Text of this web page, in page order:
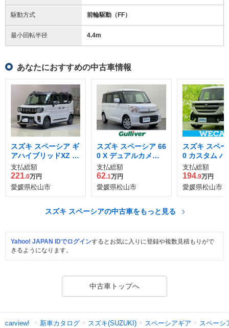
駆動方式 前輪駆動（FF）
最小回転半径 4.4m
あなたにおすすめの中古車情報
スズキ スペーシア ギ
アハイブリッドXZ タ
ーボ
支払総額
221.0万円
愛媛県松山市
スズキ スペーシア 66
0 X デュアルカメラ
ブレーキサポート装
着車
支払総額
62.1万円
愛媛県松山市
スズキ スペ
0 カスタム ハ
ッド XS
支払総額
194.9万円
愛媛県松山市
スズキ スペーシアの中古車をもっと見る
Yahoo! JAPAN IDでログインするとお気に入りに登録や複数見積もりがで
きるようになります。
中古車トップへ
carview! 新車カタログ スズキ(SUZUKI) スペーシアギア スペーシ